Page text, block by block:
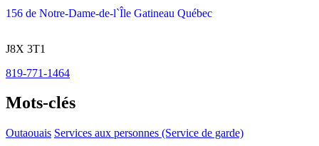
156 de Notre-Dame-de-l`Île Gatineau Québec
J8X 3T1
819-771-1464
Mots-clés
Outaouais Services aux personnes (Service de garde)